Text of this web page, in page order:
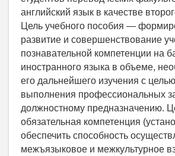
английский язык в качестве
Цель учебного пособия —
развитие и совершенствование
познавательной компетенции на
иностранного языка в объеме,
его дальнейшего изучения с
выполнения профессиональных
должностному предназначению.
обязательная компетенция
обеспечить способность
межъязыковое и межкультурное